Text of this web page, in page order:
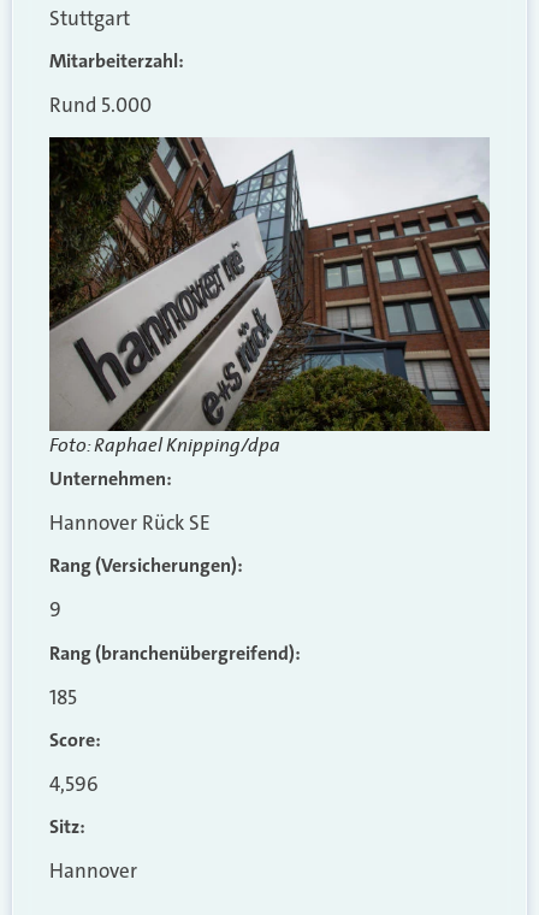
Stuttgart
Mitarbeiterzahl:
Rund 5.000
Foto: Raphael Knipping/dpa
Unternehmen:
Hannover Rück SE
Rang (Versicherungen):
9
Rang (branchenübergreifend):
185
Score:
4,596
Sitz:
Hannover